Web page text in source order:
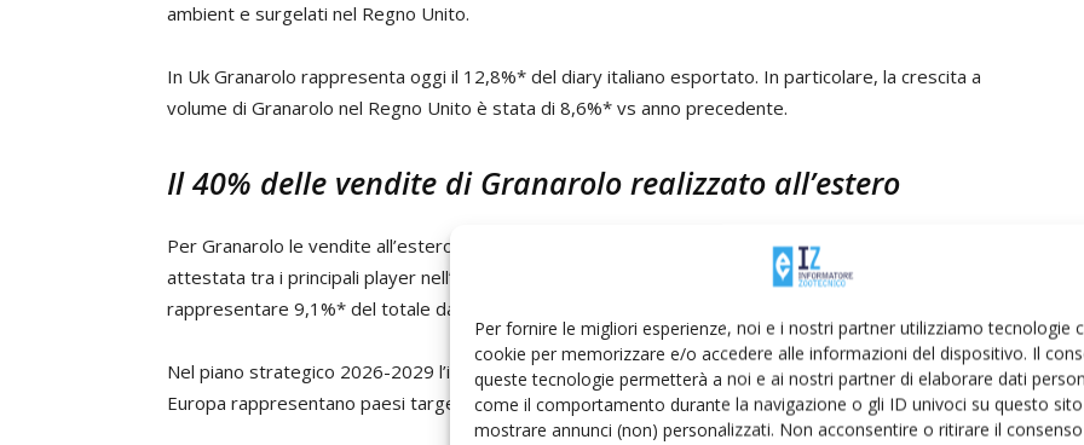
Per fornire le migliori esperienze, noi e i nostri partner utilizziamo tecnologie
cookie per memorizzare e/o accedere alle informazioni del dispositivo. Il
queste tecnologie permetterà a noi e ai nostri partner di elaborare dati
come il comportamento durante la navigazione o gli ID univoci su questo
mostrare annunci (non) personalizzati. Non acconsentire o ritirare il
ambient e surgelati nel Regno Unito.
In Uk Granarolo rappresenta oggi il 12,8%* del diary italiano esportato. In particolare, la crescita a
volume di Granarolo nel Regno Unito è stata di 8,6%* vs anno precedente.
Il 40% delle vendite di Granarolo realizzato all’estero
Per Granarolo le vendite all’estero nel 2025 rappresentano ca. il 40% del totale. L’azienda si è
attestata tra i principali player nell’export di prodotti dairy italiani nel mondo, arrivando a
rappresentare 9,1%* del totale dairy italiano nel mondo.
Nel piano strategico 2026-2029 l’internazionalizzazione ed in particolare In Inghilterra e Germania in
Europa rappresentano paesi target.